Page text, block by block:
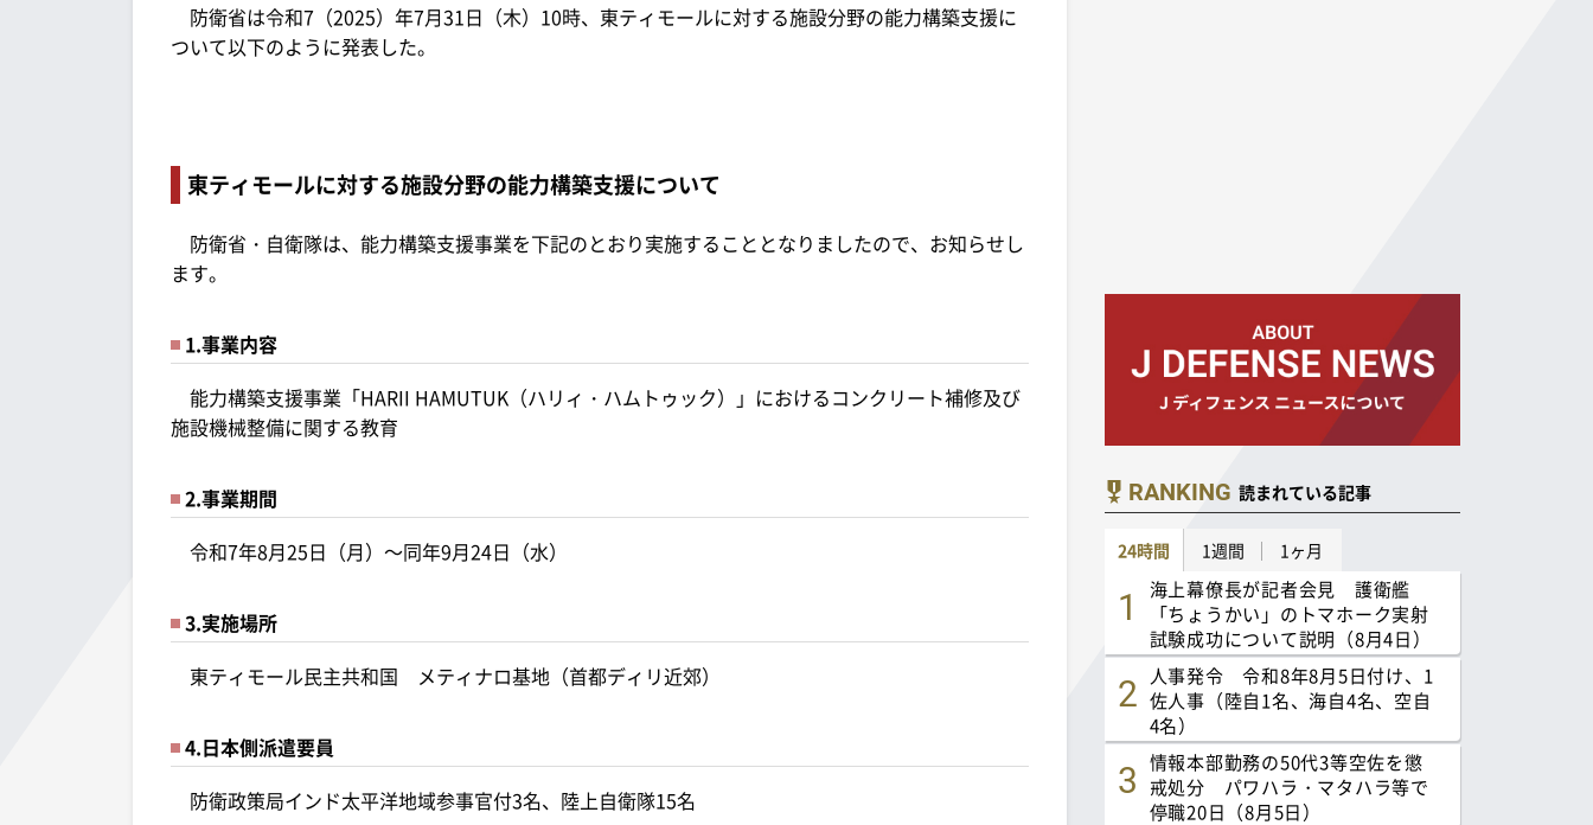
防衛省は令和7（2025）年7月31日（木）10時、東ティモールに対する施設分野の能力構築支援に
ついて以下のように発表した。
東ティモールに対する施設分野の能力構築支援について
防衛省・自衛隊は、能力構築支援事業を下記のとおり実施することとなりましたので、お知らせし
ます。
1.事業内容
能力構築支援事業「HARII HAMUTUK（ハリィ・ハムトゥック）」におけるコンクリート補修及び
施設機械整備に関する教育
2.事業期間
令和7年8月25日（月）～同年9月24日（水）
3.実施場所
東ティモール民主共和国 メティナロ基地（首都ディリ近郊）
4.日本側派遣要員
防衛政策局インド太平洋地域参事官付3名、陸上自衛隊15名
RANKING 読まれている記事
24時間 1週間 1ヶ月
海上幕僚長が記者会見 護衛艦
「ちょうかい」のトマホーク実射
試験成功について説明（8月4日）
人事発令 令和8年8月5日付け、1
佐人事（陸自1名、海自4名、空自
4名）
情報本部勤務の50代3等空佐を懲
戒処分 パワハラ・マタハラ等で
停職20日（8月5日）